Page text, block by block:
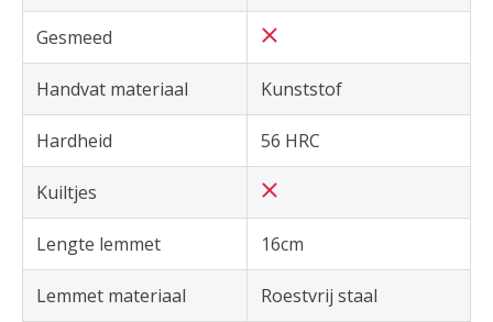
Gesmeed
Handvat materiaal Kunststof
Hardheid 56 HRC
Kuiltjes
Lengte lemmet 16cm
Lemmet materiaal Roestvrij staal